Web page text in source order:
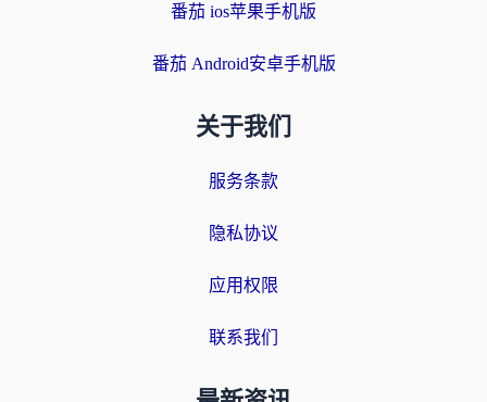
番茄 ios苹果手机版
番茄 Android安卓手机版
关于我们
服务条款
隐私协议
应用权限
联系我们